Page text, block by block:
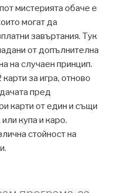
мистерията обаче е
могат да
завъртания. Тук
от допълнителна
на случаен принцип.
за игра, отново
пред
карти от един и същи
купа и каро.
стойност на